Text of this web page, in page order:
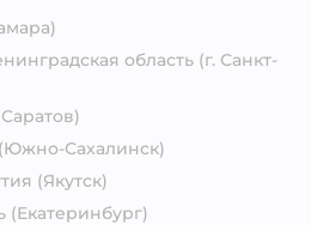
область (г. Санкт-
(Южно-Сахалинск)
(Якутск)
(Екатеринбург)